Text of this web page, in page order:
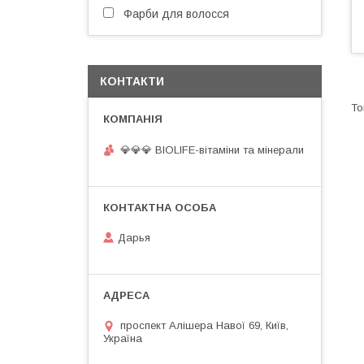
Фарби для волосся
КОНТАКТИ
💎💎💎 BIOLIFE-вітаміни та мінерали
Дарья
проспект Алішера Навої 69, Київ,
Україна